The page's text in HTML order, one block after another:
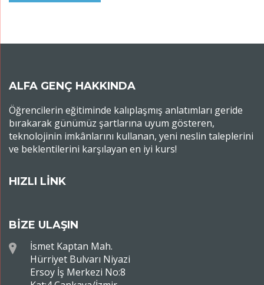
ALFA GENÇ HAKKINDA
Öğrencilerin eğitiminde kalıplaşmış anlatımları geride
bırakarak günümüz şartlarına uyum gösteren,
teknolojinin imkânlarını kullanan, yeni neslin taleplerini
ve beklentilerini karşılayan en iyi kurs!
HIZLI LİNK
BİZE ULAŞIN
İsmet Kaptan Mah.
Hürriyet Bulvarı Niyazi
Ersoy İş Merkezi No:8